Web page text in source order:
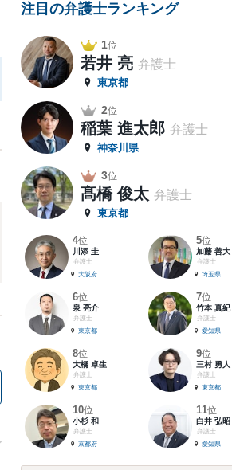
注目の弁護士ランキング
1位
若井 亮 弁護士
東京都
2位
稲葉 進太郎 弁護士
神奈川県
3位
髙橋 俊太 弁護士
東京都
4位
川添 圭
弁護士
大阪府
5位
加藤 善大
弁護士
埼玉県
6位
泉 亮介
弁護士
東京都
7位
竹本 真紀
弁護士
愛知県
8位
大橋 卓生
弁護士
東京都
9位
三村 勇人
弁護士
東京都
10位
小杉 和
弁護士
京都府
11位
白井 弘昭
弁護士
愛知県